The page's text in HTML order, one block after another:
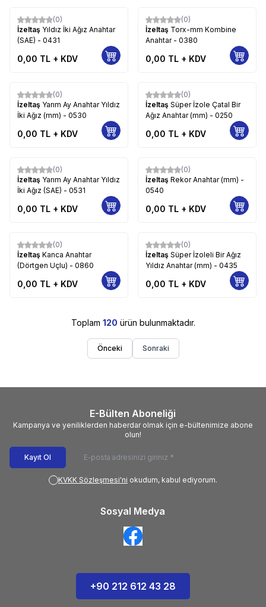
(0)
İzeltaş Yıldız İki Ağız Anahtar
(SAE) - 0431
0,00 TL + KDV
(0)
İzeltaş Torx-mm Kombine
Anahtar - 0380
0,00 TL + KDV
(0)
İzeltaş Yarım Ay Anahtar Yıldız
İki Ağız (mm) - 0530
0,00 TL + KDV
(0)
İzeltaş Süper İzole Çatal Bir
Ağız Anahtar (mm) - 0250
0,00 TL + KDV
(0)
İzeltaş Yarım Ay Anahtar Yıldız
İki Ağız (SAE) - 0531
0,00 TL + KDV
(0)
İzeltaş Rekor Anahtar (mm) -
0540
0,00 TL + KDV
(0)
İzeltaş Kanca Anahtar
(Dörtgen Uçlu) - 0860
0,00 TL + KDV
(0)
İzeltaş Süper İzoleli Bir Ağız
Yıldız Anahtar (mm) - 0435
0,00 TL + KDV
Toplam 120 ürün bulunmaktadır.
Önceki Sonraki
E-Bülten Aboneliği
Kampanya ve yeniliklerden haberdar olmak için e-bültenimize abone
olun!
Kayıt Ol
KVKK Sözleşmesi'ni okudum, kabul ediyorum.
Sosyal Medya
+90 212 612 43 28